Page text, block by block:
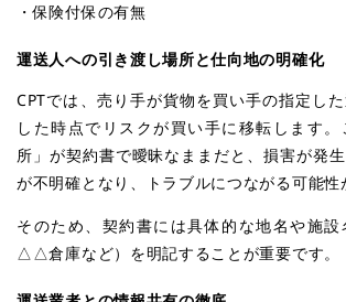
・保険付保の有無
運送人への引き渡し場所と仕向地の明確化
CPTでは、売り手が貨物を買い手の指定し
した時点でリスクが買い手に移転します
所」が契約書で曖昧なままだと、損害が発
が不明確となり、トラブルにつながる可能性
そのため、契約書には具体的な地名や施
△△倉庫など）を明記することが重要です。